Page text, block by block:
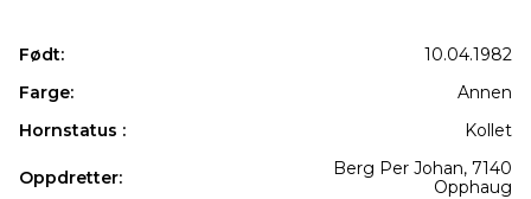
Født:
10.04.1982
Farge:
Annen
Hornstatus :
Kollet
Oppdretter:
Berg Per Johan, 7140
Opphaug